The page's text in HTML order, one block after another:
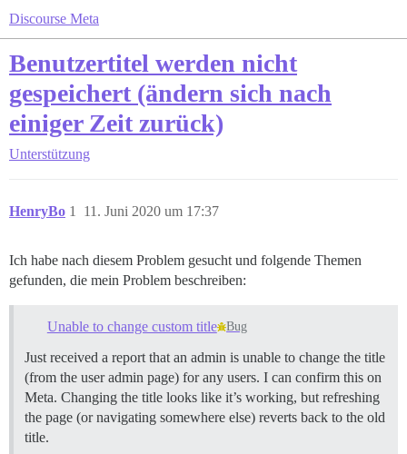
Discourse Meta
Benutzertitel werden nicht
gespeichert (ändern sich nach
einiger Zeit zurück)
Unterstützung
HenryBo 11. Juni 2020 um 17:37
1
Ich habe nach diesem Problem gesucht und folgende Themen
gefunden, die mein Problem beschreiben:
Unable to change custom title Bug
Just received a report that an admin is unable to change the title
(from the user admin page) for any users. I can confirm this on
Meta. Changing the title looks like it’s working, but refreshing
the page (or navigating somewhere else) reverts back to the old
title.